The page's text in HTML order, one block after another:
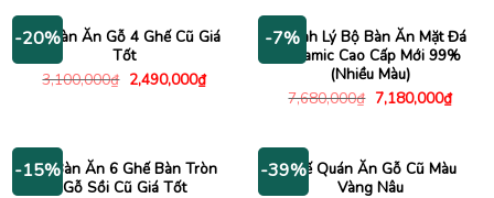
4,480,000₫.
-20%
Bộ Bàn Ăn Gỗ 4 Ghế Cũ Giá
Tốt
3,100,000₫ Giá
gốc
2,490,000₫Giá
hiện
-7%
Thanh Lý Bộ Bàn Ăn Mặt Đá
Ceramic Cao Cấp Mới 99%
(Nhiều Màu)
7,680,000₫ Giá
gốc
7,180,000₫Giá
hiện
-15%
Bộ Bàn Ăn 6 Ghế Bàn Tròn
Gỗ Sồi Cũ Giá Tốt
-39%Ghế Quán Ăn Gỗ Cũ Màu
Vàng Nâu